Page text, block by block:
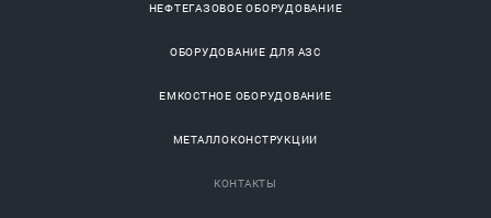
НЕФТЕГАЗОВОЕ ОБОРУДОВАНИЕ
ОБОРУДОВАНИЕ ДЛЯ АЗС
ЕМКОСТНОЕ ОБОРУДОВАНИЕ
МЕТАЛЛОКОНСТРУКЦИИ
КОНТАКТЫ